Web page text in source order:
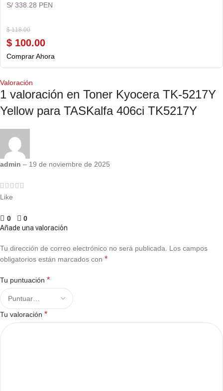
$118.00
$ 100.00
S/ 338.28 PEN
Comprar Ahora
Valoración
1 valoración en Toner Kyocera TK-5217Y
Yellow para TASKalfa 406ci TK5217Y
admin – 19 de noviembre de 2025
Like
0
0
Añade una valoración
Tu dirección de correo electrónico no será publicada.
Los campos
obligatorios están marcados con *
Tu puntuación *
Tu valoración *